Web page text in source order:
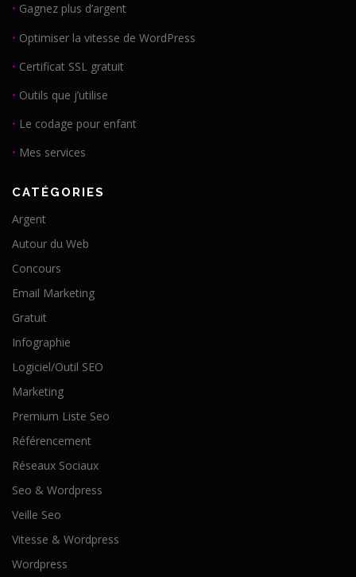
• Gagnez plus d’argent
• Optimiser la vitesse de WordPress
• Certificat SSL gratuit
• Outils que j’utilise
• Le codage pour enfant
• Mes services
CATÉGORIES
Argent
Autour du Web
Concours
Email Marketing
Gratuit
Infographie
Logiciel/Outil SEO
Marketing
Premium Liste Seo
Référencement
Réseaux Sociaux
Seo & Wordpress
Veille Seo
Vitesse & Wordpress
Wordpress